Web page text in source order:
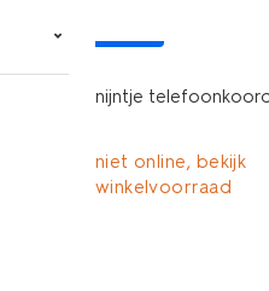
nijntje
niet online, bekijk
winkelvoorraad